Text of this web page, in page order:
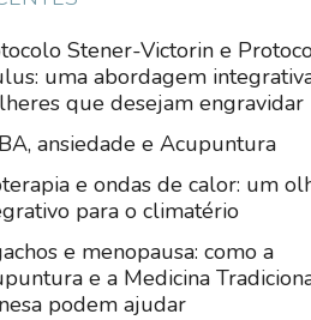
Stener-Victorin e
uma abordagem
que desejam engravidar
ansiedade e Acupuntura
e ondas de calor: um
para o climatério
e menopausa: como a
e a Medicina
podem ajudar